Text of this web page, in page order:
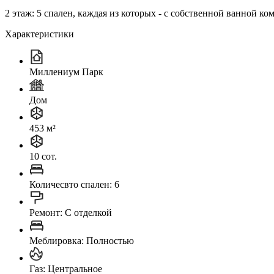
2 этаж: 5 спален, каждая из которых - с собственной ванной
Характеристики
Миллениум Парк
Дом
453 м²
10 сот.
Количесвто спален: 6
Ремонт: C отделкой
Меблировка: Полностью
Газ: Центральное